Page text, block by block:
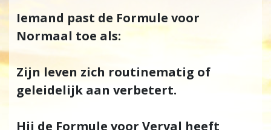
Iemand past de Formule voor
Normaal toe als:
Zijn leven zich routinematig of
geleidelijk aan verbetert.
Hij de Formule voor Verval heeft